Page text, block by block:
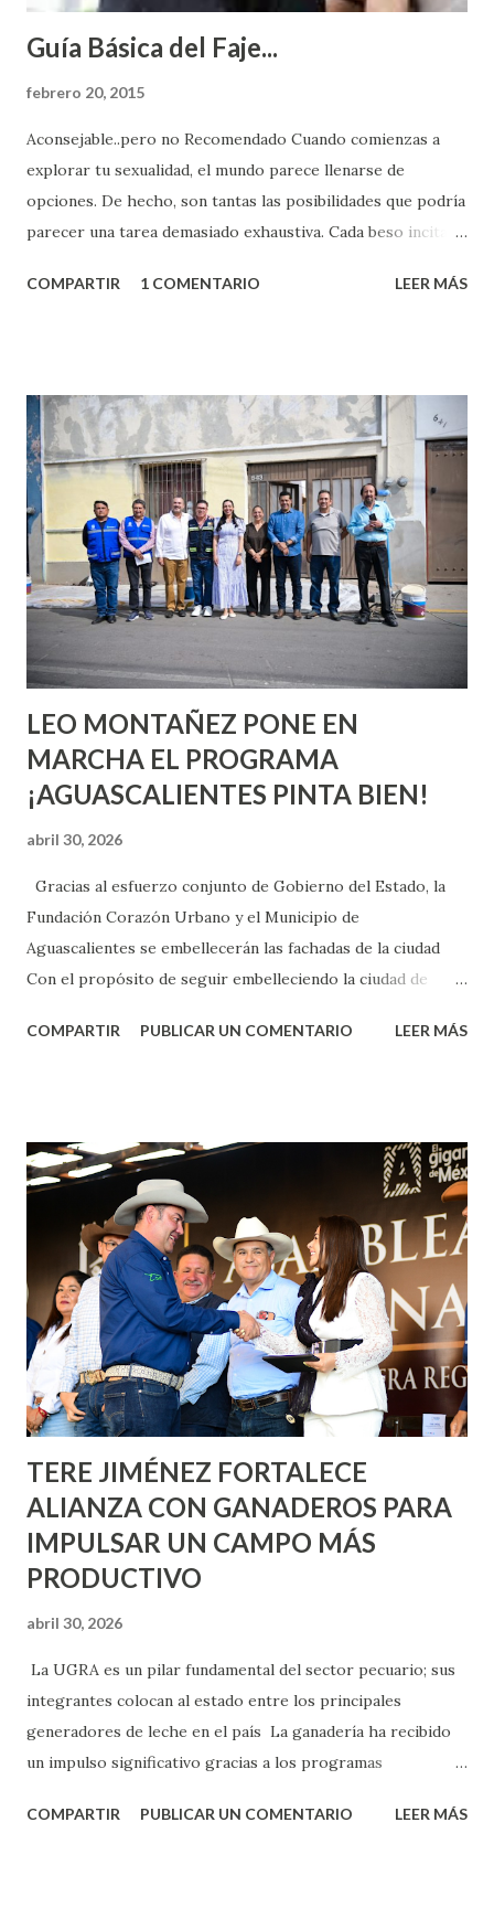
Guía Básica del Faje...
febrero 20, 2015
Aconsejable..pero no Recomendado Cuando comienzas a
explorar tu sexualidad, el mundo parece llenarse de
opciones. De hecho, son tantas las posibilidades que podría
parecer una tarea demasiado exhaustiva. Cada beso incita
partes de ti que jamás hubieras imaginado. El problema es
conoces ni la mitad de lo que deberías saber. Pero incluso
quienes ya han tenido relaciones sexuales no son expertos
o expertas en el tema. Siempre hay algo nuevo que
aprender y nuevas experiencias que conocer. Si eres una
chica y aún no has tenido relaciones sexuales, tal vez
pienses que el sexo será increíble y no puedas esperar para
experimentarlo, pero como cualquier persona con
experiencia te dirá, siempre es mejor cuando ambas partes
son suficientemen...
COMPARTIR 1 COMENTARIO LEER MÁS
LEO MONTAÑEZ PONE EN
MARCHA EL PROGRAMA
¡AGUASCALIENTES PINTA BIEN!
abril 30, 2026
Gracias al esfuerzo conjunto de Gobierno del Estado, la
Fundación Corazón Urbano y el Municipio de
Aguascalientes se embellecerán las fachadas de la ciudad
Con el propósito de seguir embelleciendo la ciudad de
municipal, Leo Montañez dio inicio al programa
Corazón Urbano y el Municipio capital. Leo Montañez
informó que en este programa se usarán cerca de 90 mil
metros cuadrados de pintura, para dar inicio en la calle
Nieto, entre Jesús F. Elizondo y la calle 22 de Octubre, con
lo que se aplicará pintura en 66 casas. Posteriormente se
llevará este programa a Villas de Nuestra Señora de la
Asunción, Avenida Alameda y Decreto 27 de Septiembre, en
los edificios FOVISSSTE Ojo de Agua, en la comunidad
Norias de Paso Hondo y en los edificios de...
COMPARTIR PUBLICAR UN COMENTARIO LEER MÁS
TERE JIMÉNEZ FORTALECE
ALIANZA CON GANADEROS PARA
IMPULSAR UN CAMPO MÁS
PRODUCTIVO
abril 30, 2026
La UGRA es un pilar fundamental del sector pecuario; sus
integrantes colocan al estado entre los principales
generadores de leche en el país La ganadería ha recibido
un impulso significativo gracias a los programas
muestra de su respaldo firme y decidido al campo, la
COMPARTIR PUBLICAR UN COMENTARIO LEER MÁS